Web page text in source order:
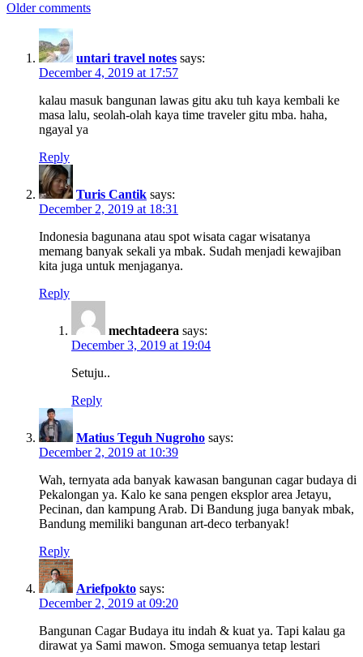
Older comments
untari travel notes says:
December 4, 2019 at 17:57
kalau masuk bangunan lawas gitu aku tuh kaya kembali ke
masa lalu, seolah-olah kaya time traveler gitu mba. haha,
ngayal ya
Reply
Turis Cantik says:
December 2, 2019 at 18:31
Indonesia bagunana atau spot wisata cagar wisatanya
memang banyak sekali ya mbak. Sudah menjadi kewajiban
kita juga untuk menjaganya.
Reply
mechtadeera says:
December 3, 2019 at 19:04
Setuju..
Reply
Matius Teguh Nugroho says:
December 2, 2019 at 10:39
Wah, ternyata ada banyak kawasan bangunan cagar budaya di
Pekalongan ya. Kalo ke sana pengen eksplor area Jetayu,
Pecinan, dan kampung Arab. Di Bandung juga banyak mbak,
Bandung memiliki bangunan art-deco terbanyak!
Reply
Ariefpokto says:
December 2, 2019 at 09:20
Bangunan Cagar Budaya itu indah & kuat ya. Tapi kalau ga
dirawat ya Sami mawon. Smoga semuanya tetap lestari